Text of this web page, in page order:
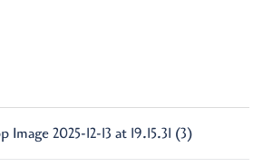
2025-12-13 at 19.15.31 (3)